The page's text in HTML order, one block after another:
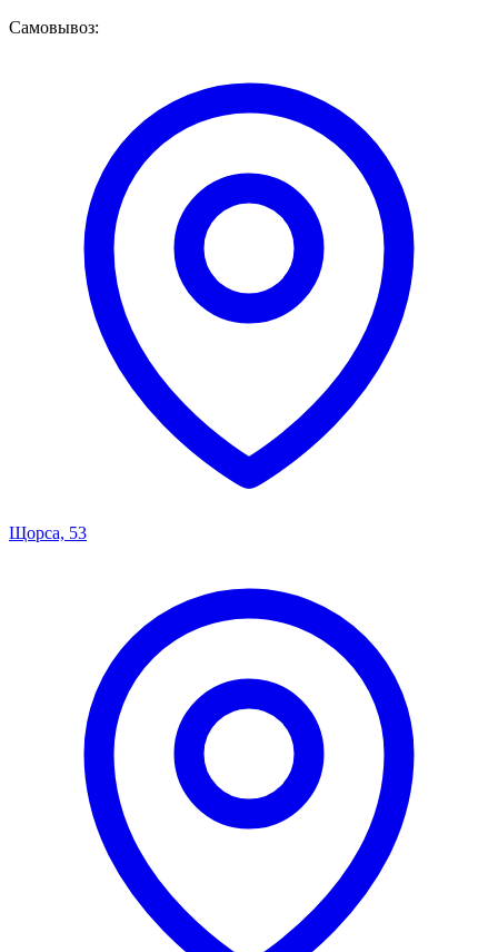
Самовывоз:
Щорса, 53